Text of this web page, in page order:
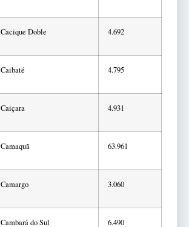
Cacique Doble 4.692
Caibaté 4.795
Caiçara 4.931
Camaquã 63.961
Camargo 3.060
Cambará do Sul 6.490